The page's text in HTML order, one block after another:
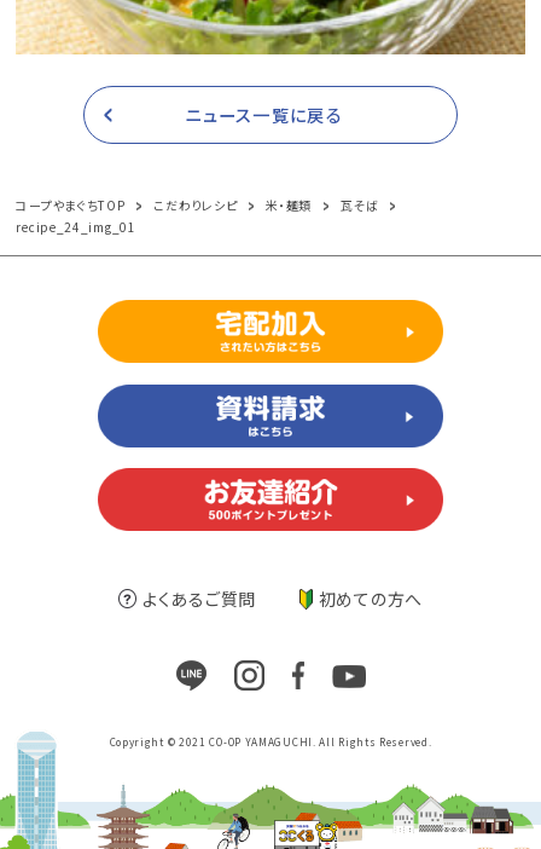
ニュース一覧に戻る
コープやまぐちTOP こだわりレシピ 米・麺類
瓦そば
recipe_24_img_01
よくあるご質問 初めての方へ
Copyright © 2021 CO-OP YAMAGUCHI. All Rights Reserved.